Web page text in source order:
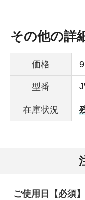
その他の詳
価格
型番
在庫状況
ご使用日【必須